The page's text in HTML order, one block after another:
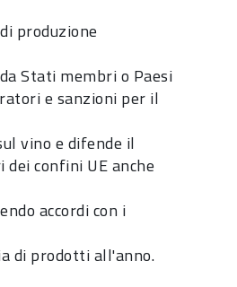
produzione
Stati membri o Paesi
e sanzioni per il
vino e difende il
confini UE anche
accordi con i
di prodotti all'anno.